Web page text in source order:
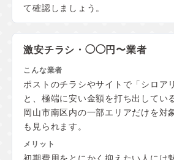
て確認しましょう。
激安チラシ・◯◯円〜業者
ポストのチラシやサイトで「シロア
と、極端に安い金額を打ち出してい
岡山市南区内の一部エリアだけを対
も見られます。